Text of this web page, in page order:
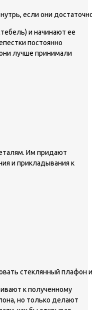
если они
и начинают ее
постоянно
лучше принимали
Им придают
и прикладывания к
стеклянный плафон
к полученному
но только делают